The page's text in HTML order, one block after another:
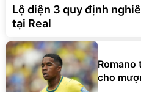
Lộ diện 3 quy định
tại Real
Romano
cho